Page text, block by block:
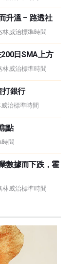
升溫 – 路透社
林威治標準時間
日SMA上方
林威治標準時間
銀行
治標準時間
點
時間
數據而下跌，霍
林威治標準時間